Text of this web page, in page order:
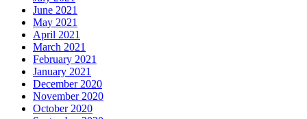
June 2021
May 2021
April 2021
March 2021
February 2021
January 2021
December 2020
November 2020
October 2020